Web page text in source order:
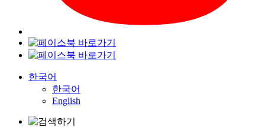
한국어
한국어
English